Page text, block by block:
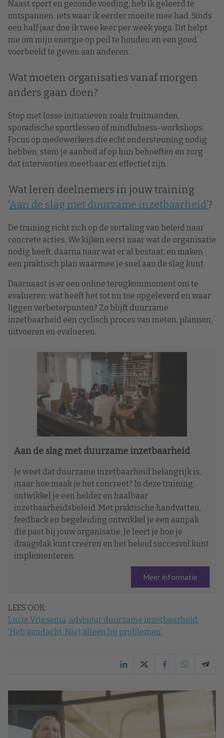
Naast sport en gezonde voeding, heb ik geleerd te
ontspannen, iets waar ik eerder moeite mee had. Sinds
een half jaar doe ik twee keer per week yoga. Dit helpt
me om mijn energie op peil te houden en een goed
voorbeeld te geven aan anderen.
Wat moeten organisaties vanaf morgen
anders gaan doen?
Stop met losse initiatieven zoals fruitmanden,
sporadische sportlessen of mindfulness-workshops.
Focus op medewerkers die echt ondersteuning nodig
hebben, stem je aanbod af op hun behoeften en zorg
dat interventies meetbaar en effectief zijn.
Wat leren deelnemers in jouw training
‘Aan de slag met duurzame inzetbaarheid’?
De training richt zich op de vertaling van beleid naar
concrete acties. We kijken eerst naar wat de organisatie
nodig heeft, daarna naar wat er al bestaat, en maken
een praktisch plan waarmee je snel aan de slag kunt.
Daarnaast is er een online terugkommoment om te
evalueren: wat heeft het tot nu toe opgeleverd en waar
liggen verbeterpunten? Zo blijft duurzame
inzetbaarheid een cyclisch proces van meten, plannen,
uitvoeren en evalueren.
Aan de slag met duurzame inzetbaarheid
Je weet dat duurzame inzetbaarheid belangrijk is,
maar hoe maak je het concreet? In deze training
ontwikkel je een helder en haalbaar
inzetbaarheidsbeleid. Met praktische handvatten,
feedback en begeleiding ontwikkel je een aanpak
die past bij jouw organisatie. Je leert je hoe je
draagvlak kunt creëren en het beleid succesvol kunt
implementeren.
Meer informatie
LEES OOK:
Lucie Vriesema, adviseur duurzame inzetbaarheid:
‘Heb aandacht. Niet alleen bij problemen’